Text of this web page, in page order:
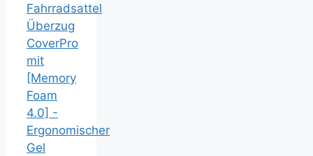
Fahrradsattel
Überzug
CoverPro
mit
[Memory
Foam
4.0] -
Ergonomischer
Gel